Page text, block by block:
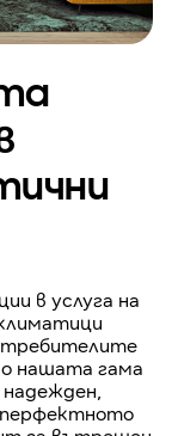
в услуга на
нашата гама